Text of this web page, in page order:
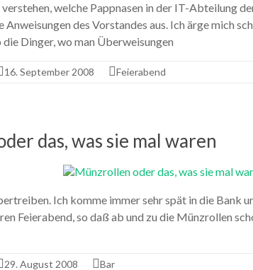
verstehen, welche Pappnasen in der IT-Abteilung
Anweisungen des Vorstandes aus. Ich ärge mich
Dinger, wo man Überweisungen
16. September 2008 Feierabend
das, was sie mal waren
Ich komme immer sehr spät in die Bank
Feierabend, so daß ab und zu die Münzrollen
29. August 2008 Bar